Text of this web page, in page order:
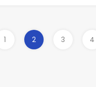
1 2 3 4